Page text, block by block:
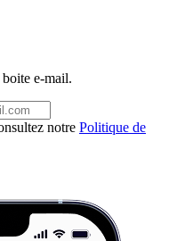
e-mail.
notre Politique de